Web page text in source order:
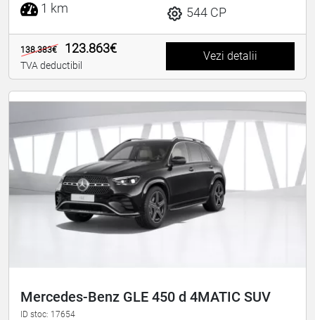
1 km
544 CP
138.383€ 123.863€
TVA deductibil
Vezi detalii
Mercedes-Benz GLE 450 d 4MATIC SUV
ID stoc: 17654